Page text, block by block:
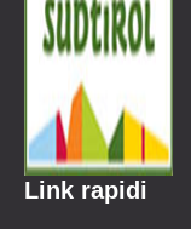
Link rapidi